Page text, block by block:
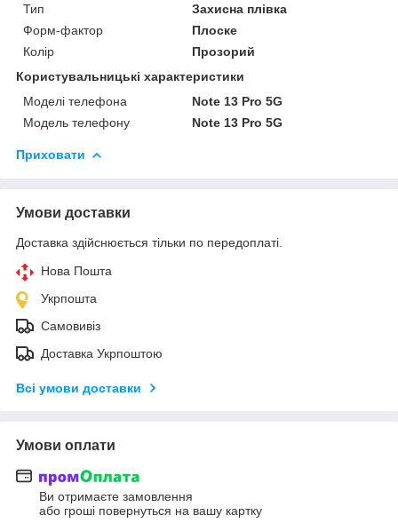
Тип
Захисна плівка
Форм-фактор
Плоске
Колір
Прозорий
Користувальницькі характеристики
Моделі телефона
Note 13 Pro 5G
Модель телефону
Note 13 Pro 5G
Приховати
Умови доставки
Доставка здійснюється тільки по передоплаті.
Нова Пошта
Укрпошта
Самовивіз
Доставка Укрпоштою
Всі умови доставки
Умови оплати
Ви отримаєте замовлення
або гроші повернуться на вашу картку